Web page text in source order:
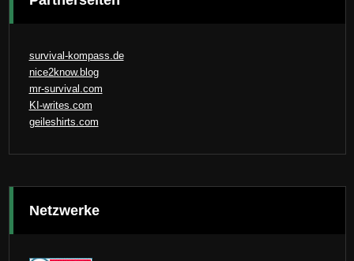
survival-kompass.de
nice2know.blog
mr-survival.com
KI-writes.com
geileshirts.com
Netzwerke